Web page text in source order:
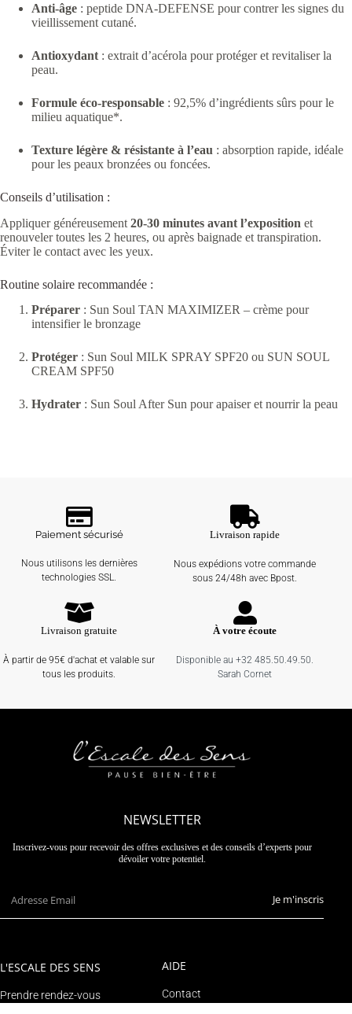
Anti-âge : peptide DNA-DEFENSE pour contrer les signes du
vieillissement cutané.
Antioxydant : extrait d’acérola pour protéger et revitaliser la
peau.
Formule éco-responsable : 92,5% d’ingrédients sûrs pour le
milieu aquatique*.
Texture légère & résistante à l’eau : absorption rapide, idéale
pour les peaux bronzées ou foncées.
Conseils d’utilisation :
Appliquer généreusement 20-30 minutes avant l’exposition et
renouveler toutes les 2 heures, ou après baignade et transpiration.
Éviter le contact avec les yeux.
Routine solaire recommandée :
Préparer : Sun Soul TAN MAXIMIZER – crème pour
intensifier le bronzage
Protéger : Sun Soul MILK SPRAY SPF20 ou SUN SOUL
CREAM SPF50
Hydrater : Sun Soul After Sun pour apaiser et nourrir la peau
Paiement sécurisé
Nous utilisons les dernières
technologies SSL.
Livraison rapide
Nous expédions votre commande
sous 24/48h avec Bpost.
Livraison gratuite
À partir de 95€ d'achat et valable sur
tous les produits.
À votre écoute
Disponible au +32 485.50.49.50.
Sarah Cornet
NEWSLETTER
Inscrivez-vous pour recevoir des offres exclusives et des conseils d’experts pour
dévoiler votre potentiel.
Je m'inscris
L'ESCALE DES SENS
Prendre rendez-vous
AIDE
Contact